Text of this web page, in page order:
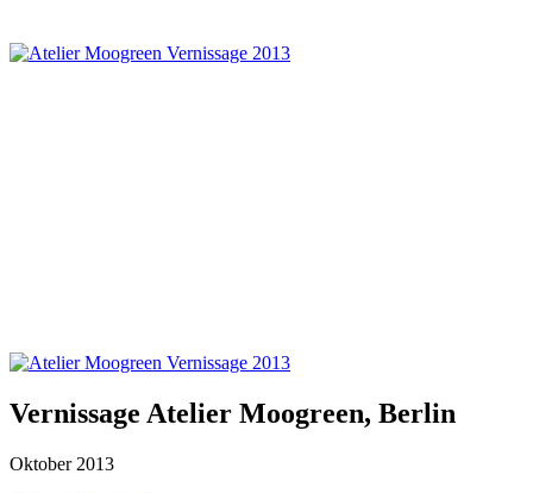
Vernissage Atelier Moogreen, Berlin
Oktober 2013